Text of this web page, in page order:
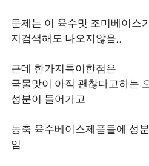
문제는 이 육수맛 조미베이스
지검색해도 나오지않음,,
근데 한가지특이한점은
국물맛이 아직 괜찮다고하는
성분이 들어가고
농축 육수베이스제품들에 성
임